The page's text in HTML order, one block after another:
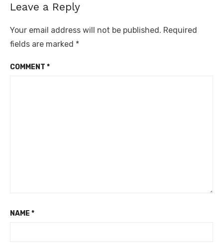
Leave a Reply
Your email address will not be published. Required
fields are marked *
COMMENT *
NAME *